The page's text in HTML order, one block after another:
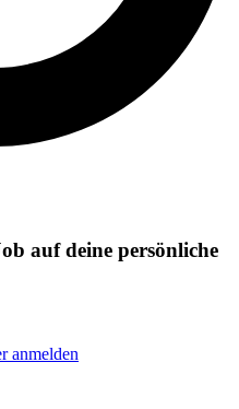
auf deine persönliche
anmelden